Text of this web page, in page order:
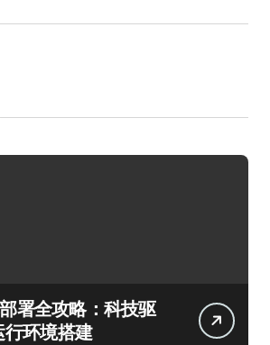
署全攻略：科技驱
环境搭建